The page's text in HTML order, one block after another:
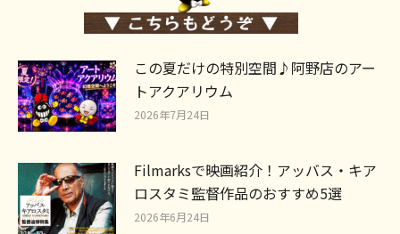
この夏だけの特別空間♪阿野店のアー
トアクアリウム
2026年7月24日
Filmarksで映画紹介！アッバス・キア
ロスタミ監督作品のおすすめ5選
2026年6月24日